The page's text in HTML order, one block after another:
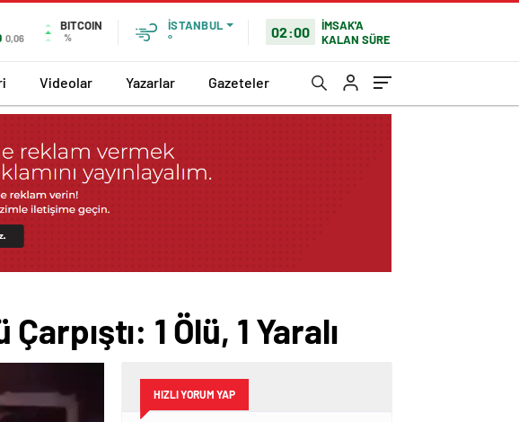
0,06
BITCOIN
%
İSTANBUL
°
02:00
İMSAK'A
KALAN SÜRE
Videolar Yazarlar Gazeteler
1 Ölü, 1 Yaralı
HIZLI YORUM YAP